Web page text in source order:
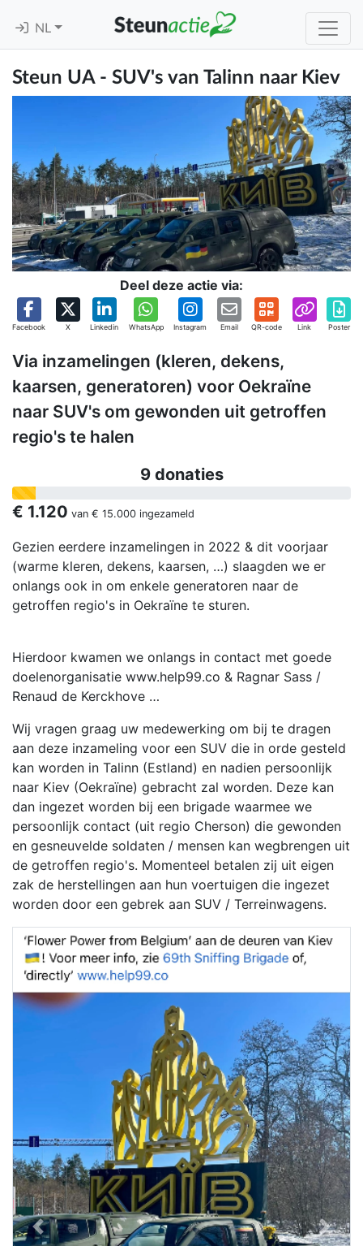
NL
Steun UA - SUV's van Talinn naar Kiev
Deel deze actie via:
Facebook X Linkedin WhatsApp Instagram Email QR-code Link Poster
Via inzamelingen (kleren, dekens,
kaarsen, generatoren) voor Oekraïne
naar SUV's om gewonden uit getroffen
regio's te halen
9 donaties
€ 1.120 van € 15.000 ingezameld
Previous Next
Gezien eerdere inzamelingen in 2022 & dit voorjaar
(warme kleren, dekens, kaarsen, …) slaagden we er
onlangs ook in om enkele generatoren naar de
getroffen regio's in Oekraïne te sturen.
Hierdoor kwamen we onlangs in contact met goede
doelenorganisatie www.help99.co & Ragnar Sass /
Renaud de Kerckhove …
Wij vragen graag uw medewerking om bij te dragen
aan deze inzameling voor een SUV die in orde gesteld
kan worden in Talinn (Estland) en nadien persoonlijk
naar Kiev (Oekraïne) gebracht zal worden. Deze kan
dan ingezet worden bij een brigade waarmee we
persoonlijk contact (uit regio Cherson) die gewonden
en gesneuvelde soldaten / mensen kan wegbrengen uit
de getroffen regio's. Momenteel betalen zij uit eigen
zak de herstellingen aan hun voertuigen die ingezet
worden door een gebrek aan SUV / Terreinwagens.